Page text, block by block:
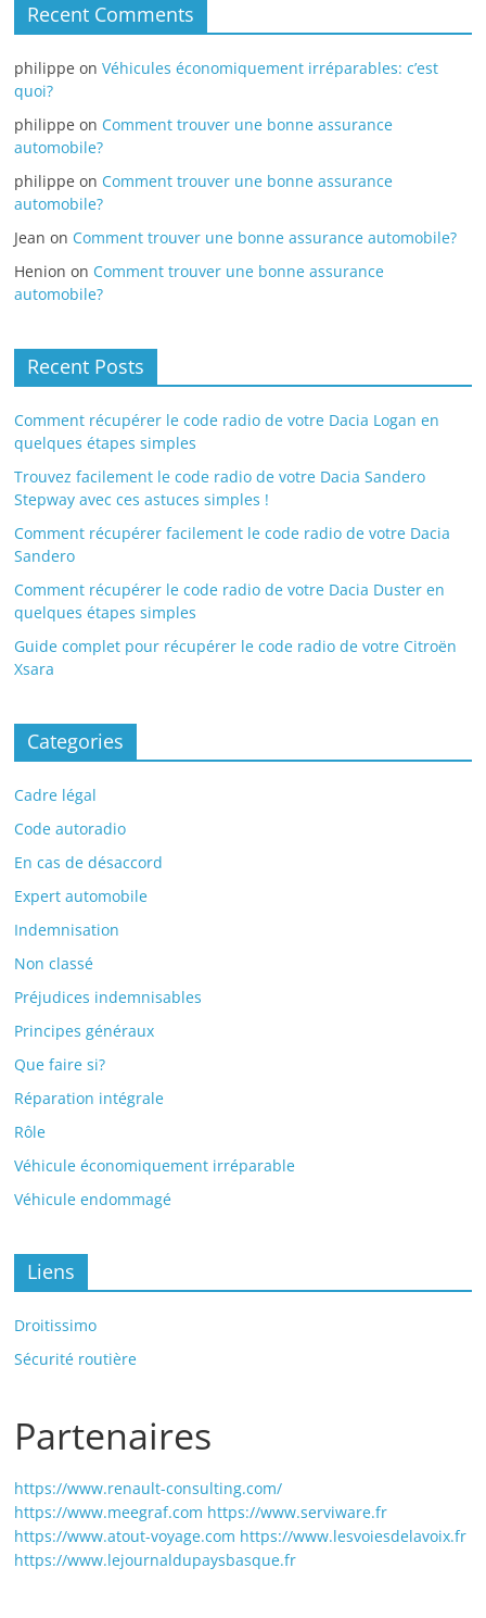
Recent Comments
philippe onVéhicules économiquement irréparables: c’est
quoi?
philippe on Comment trouver une bonne assurance
automobile?
philippe on Comment trouver une bonne assurance
automobile?
Jean on Comment trouver une bonne assurance automobile?
Henion on Comment trouver une bonne assurance
automobile?
Recent Posts
Comment récupérer le code radio de votre Dacia Logan en
quelques étapes simples
Trouvez facilement le code radio de votre Dacia Sandero
Stepway avec ces astuces simples !
Comment récupérer facilement le code radio de votre Dacia
Sandero
Comment récupérer le code radio de votre Dacia Duster en
quelques étapes simples
Guide complet pour récupérer le code radio de votre Citroën
Xsara
Categories
Cadre légal
Code autoradio
En cas de désaccord
Expert automobile
Indemnisation
Non classé
Préjudices indemnisables
Principes généraux
Que faire si?
Réparation intégrale
Rôle
Véhicule économiquement irréparable
Véhicule endommagé
Liens
Droitissimo
Sécurité routière
Partenaires
https://www.renault-consulting.com/
https://www.meegraf.com https://www.serviware.fr
https://www.atout-voyage.com https://www.lesvoiesdelavoix.fr
https://www.lejournaldupaysbasque.fr